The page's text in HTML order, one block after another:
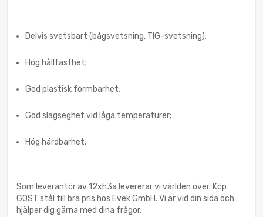
Delvis svetsbart (bågsvetsning, TIG-svetsning);
Hög hållfasthet;
God plastisk formbarhet;
God slagseghet vid låga temperaturer;
Hög härdbarhet.
Som leverantör av 12xh3a levererar vi världen över. Köp
GOST stål till bra pris hos Evek GmbH. Vi är vid din sida och
hjälper dig gärna med dina frågor.